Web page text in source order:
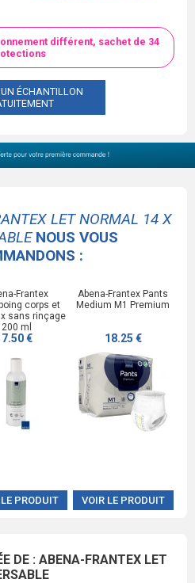
différent, sachet de 34
ÉCHANTILLON
LET NORMAL 14 X
NOUS VOUS
:
Frantex
corps et
sans rinçage
200 ml
7.50 €
PRODUIT
Abena-Frantex Pants
Medium M1 Premium
18.25 €
VOIR LE PRODUIT
DE : ABENA-FRANTEX LET